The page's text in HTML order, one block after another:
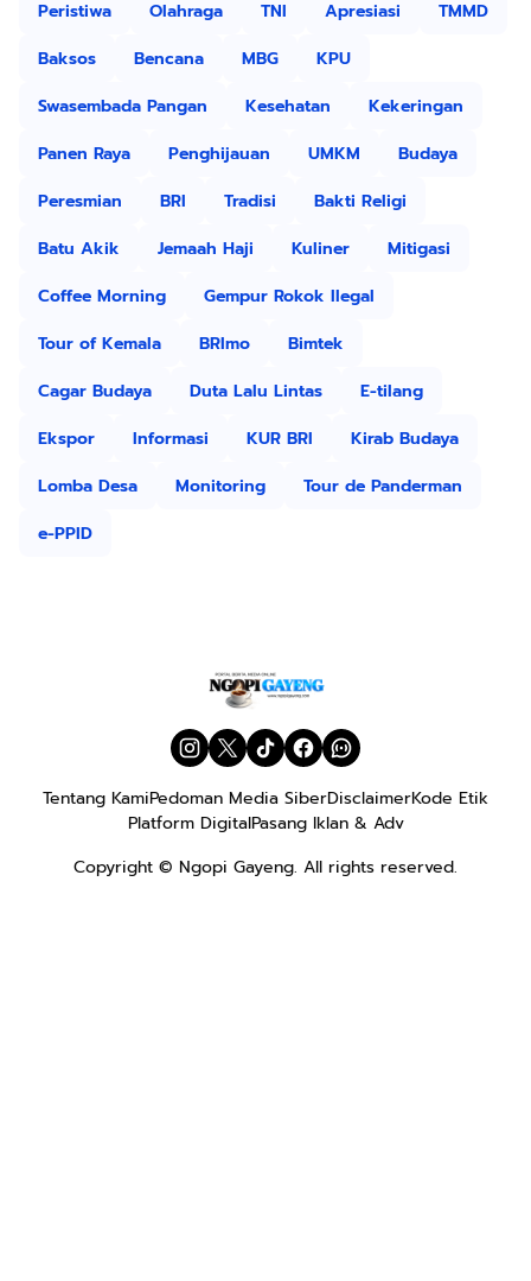
Peristiwa
Olahraga TNI Apresiasi
TMMD
Baksos
Bencana MBG
KPU
Swasembada Pangan
Kesehatan
Kekeringan
Panen Raya
Penghijauan UMKM
Budaya
Peresmian
BRI Tradisi
Bakti Religi
Batu Akik
Jemaah Haji Kuliner
Mitigasi
Coffee Morning
Gempur Rokok Ilegal
Tour of Kemala
BRImo
Bimtek
Cagar Budaya
Duta Lalu Lintas
E-tilang
Ekspor
Informasi KUR BRI
Kirab Budaya
Lomba Desa
Monitoring
Tour de Panderman
e-PPID
Tentang KamiPedoman Media SiberDisclaimerKode Etik
Platform DigitalPasang Iklan & Adv
Copyright © Ngopi Gayeng. All rights reserved.